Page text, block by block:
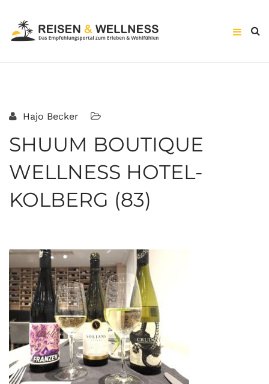
Hajo Becker
SHUUM BOUTIQUE
WELLNESS HOTEL-
KOLBERG (83)